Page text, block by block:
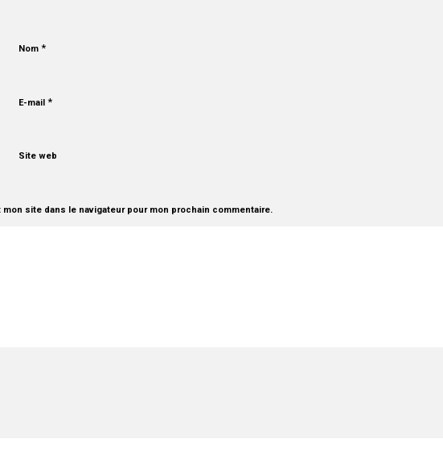
Nom*
E-mail*
Site web
site dans le navigateur pour mon prochain commentaire.